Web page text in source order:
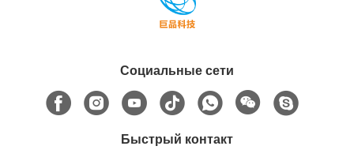
Социальные сети
Быстрый контакт